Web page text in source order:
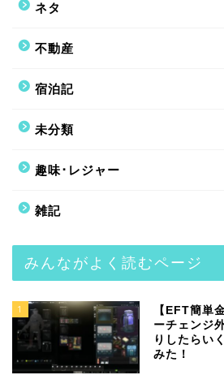
ネタ
不動産
宿泊記
未分類
趣味･レジャー
雑記
みんながよく読むページ
1
【EFT簡単
ーチェンジ
りしたらい
みた！